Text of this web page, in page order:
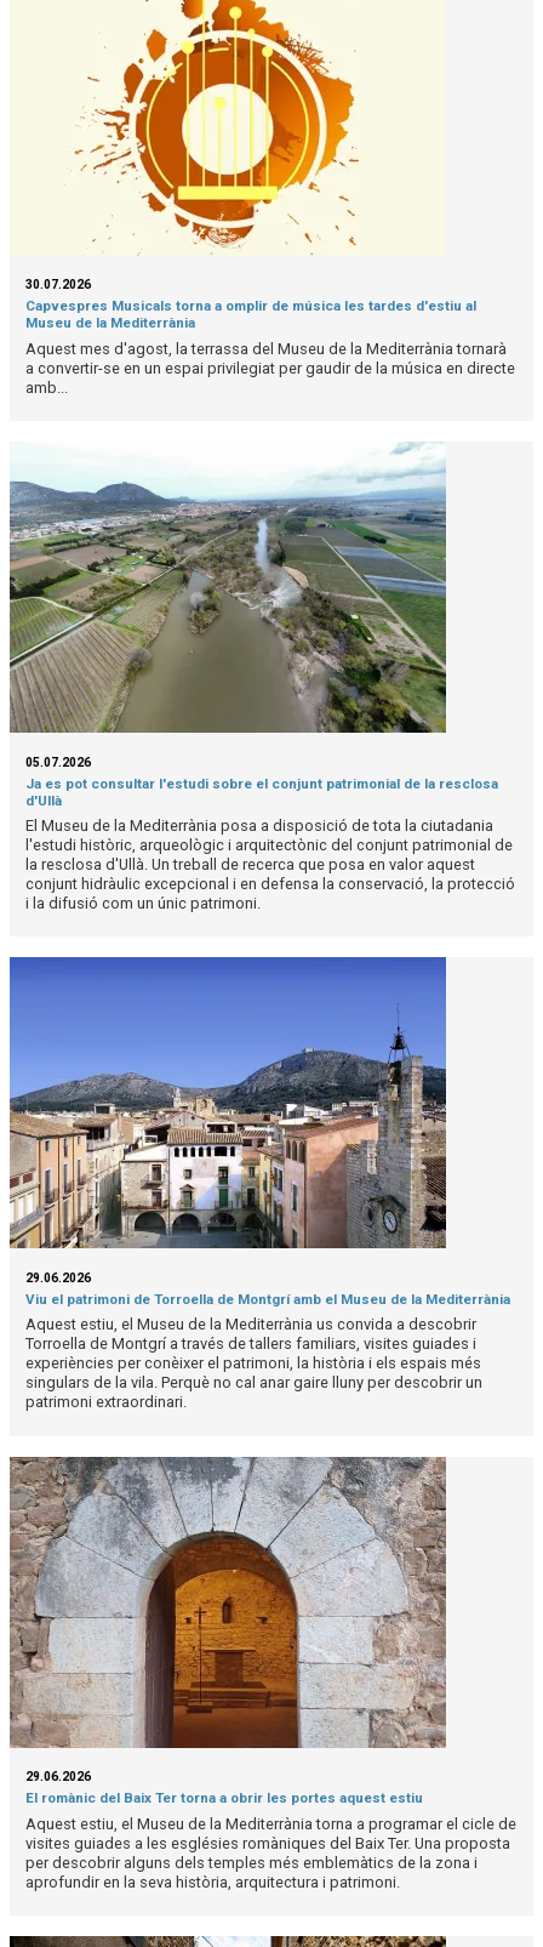
30.07.2026
Capvespres Musicals torna a omplir de música les tardes d'estiu al
Museu de la Mediterrània
Aquest mes d'agost, la terrassa del Museu de la Mediterrània tornarà
a convertir-se en un espai privilegiat per gaudir de la música en directe
amb...
05.07.2026
Ja es pot consultar l'estudi sobre el conjunt patrimonial de la resclosa
d'Ullà
El Museu de la Mediterrània posa a disposició de tota la ciutadania
l'estudi històric, arqueològic i arquitectònic del conjunt patrimonial de
la resclosa d'Ullà. Un treball de recerca que posa en valor aquest
conjunt hidràulic excepcional i en defensa la conservació, la protecció
i la difusió com un únic patrimoni.
29.06.2026
Viu el patrimoni de Torroella de Montgrí amb el Museu de la Mediterrània
Aquest estiu, el Museu de la Mediterrània us convida a descobrir
Torroella de Montgrí a través de tallers familiars, visites guiades i
experiències per conèixer el patrimoni, la història i els espais més
singulars de la vila. Perquè no cal anar gaire lluny per descobrir un
patrimoni extraordinari.
29.06.2026
El romànic del Baix Ter torna a obrir les portes aquest estiu
Aquest estiu, el Museu de la Mediterrània torna a programar el cicle de
visites guiades a les esglésies romàniques del Baix Ter. Una proposta
per descobrir alguns dels temples més emblemàtics de la zona i
aprofundir en la seva història, arquitectura i patrimoni.